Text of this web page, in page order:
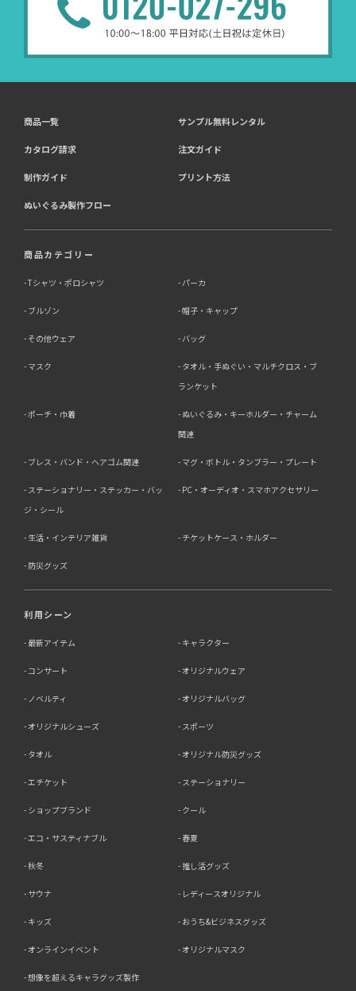
商品一覧 サンプル無料レンタル
カタログ請求 注文ガイド
制作ガイド プリント方法
ぬいぐるみ製作フロー
商品カテゴリー
Tシャツ・ポロシャツ パーカ
ブルゾン 帽子・キャップ
その他ウェア バッグ
マスク
タオル・手ぬぐい・マルチクロス・ブ
ランケット
ポーチ・巾着
ぬいぐるみ・キーホルダー・チャーム
関連
ブレス・バンド・ヘアゴム関連 マグ・ボトル・タンブラー・プレート
ステーショナリー・ステッカー・バッ
ジ・シール
PC・オーディオ・スマホアクセサリー
生活・インテリア雑貨 チケットケース・ホルダー
防災グッズ
利用シーン
最新アイテム キャラクター
コンサート オリジナルウェア
ノベルティ オリジナルバッグ
オリジナルシューズ スポーツ
タオル オリジナル防災グッズ
エチケット ステーショナリー
ショップブランド クール
エコ・サスティナブル 春夏
秋冬 推し活グッズ
サウナ レディースオリジナル
キッズ おうち&ビジネスグッズ
オンラインイベント オリジナルマスク
想像を超えるキャラグッズ製作